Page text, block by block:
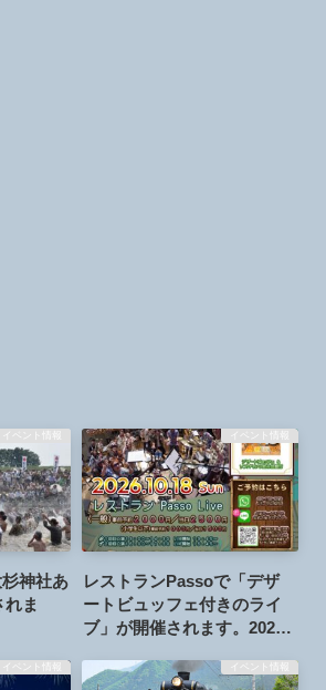
イベント情報
杉神社あ
ま
イベント情報
レストランPassoで「デザ
ートビュッフェ付きのライ
ブ」が開催されます。2026
イベント情報 イベント情報